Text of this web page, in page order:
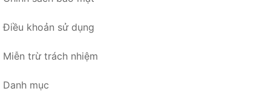
Điều khoản sử dụng
Miễn trừ trách nhiệm
Danh mục